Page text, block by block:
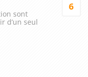
sont
d’un seul
6